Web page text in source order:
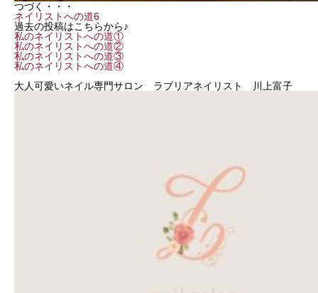
つづく・・・
ネイリストへの道6
過去の投稿はこちらから♪
私のネイリストへの道①
私のネイリストへの道②
私のネイリストへの道③
私のネイリストへの道④
大人可愛いネイル専門サロン ラブリアネイリスト 川上富子